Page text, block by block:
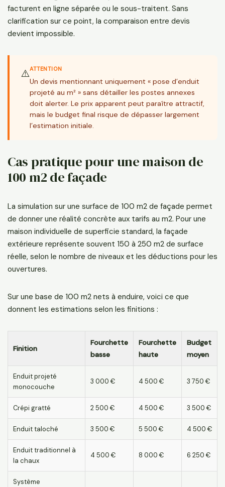
facturent en ligne séparée ou le sous-traitent. Sans
clarification sur ce point, la comparaison entre devis
devient impossible.
⚠️ATTENTION
Un devis mentionnant uniquement « pose d’enduit
projeté au m² » sans détailler les postes annexes
doit alerter. Le prix apparent peut paraître attractif,
mais le budget final risque de dépasser largement
l’estimation initiale.
Cas pratique pour une maison de
100 m2 de façade
La simulation sur une surface de 100 m2 de façade permet
de donner une réalité concrète aux tarifs au m2. Pour une
maison individuelle de superficie standard, la façade
extérieure représente souvent 150 à 250 m2 de surface
réelle, selon le nombre de niveaux et les déductions pour les
ouvertures.
Sur une base de 100 m2 nets à enduire, voici ce que
donnent les estimations selon les finitions :
Finition
Fourchette
basse
Fourchette
haute
Budget
moyen
Enduit projeté
monocouche
3 000 € 4 500 € 3 750 €
Crépi gratté 2 500 € 4 500 € 3 500 €
Enduit taloché 3 500 € 5 500 € 4 500 €
Enduit traditionnel à
la chaux
4 500 € 8 000 € 6 250 €
Système